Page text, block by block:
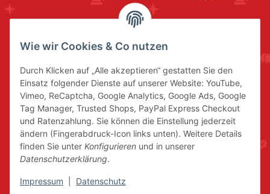
Wie wir Cookies & Co nutzen
Durch Klicken auf „Alle akzeptieren“ gestatten Sie den
Einsatz folgender Dienste auf unserer Website: YouTube,
Vimeo, ReCaptcha, Google Analytics, Google Ads, Google
Tag Manager, Trusted Shops, PayPal Express Checkout
und Ratenzahlung. Sie können die Einstellung jederzeit
ändern (Fingerabdruck-Icon links unten). Weitere Details
finden Sie unter Konfigurieren und in unserer
Datenschutzerklärung.
Impressum Datenschutz